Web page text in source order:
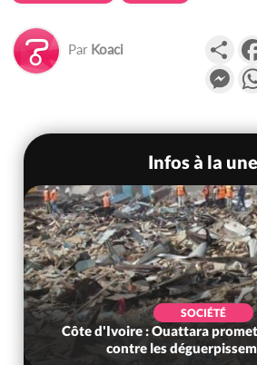
Par Koaci
Infos à la une
SOCIÉTÉ
Côte d'Ivoire : Ouattara
contre les